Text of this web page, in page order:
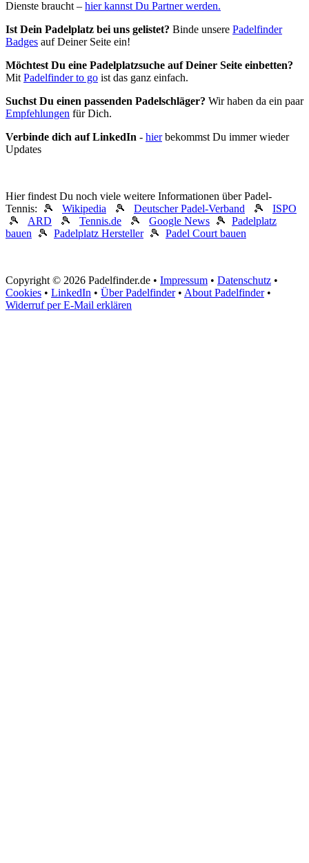
Dienste braucht – hier kannst Du Partner werden.
Ist Dein Padelplatz bei uns gelistet? Binde unsere Padelfinder
Badges auf Deiner Seite ein!
Möchtest Du eine Padelplatzsuche auf Deiner Seite einbetten?
MitPadelfinder to go ist das ganz einfach.
Suchst Du einen passenden Padelschläger? Wir haben da ein paar
Empfehlungen für Dich.
Verbinde dich auf LinkedIn - hierbekommst Du immer wieder
Updates
Hier findest Du noch viele weitere Informationen über Padel-
Tennis: 🎾 Wikipedia 🎾 Deutscher Padel-Verband 🎾 ISPO
🎾 ARD 🎾 Tennis.de 🎾 Google News 🎾 Padelplatz
bauen 🎾 Padelplatz Hersteller🎾 Padel Court bauen
Copyright © 2026 Padelfinder.de • Impressum • Datenschutz •
Cookies • LinkedIn • Über Padelfinder• About Padelfinder•
Widerruf per E-Mail erklären